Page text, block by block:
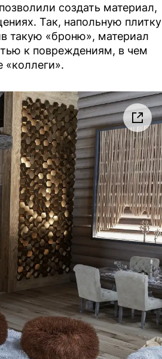
создать материал,
Так, напольную плитку
такую «броню», материал
к повреждениям, в чем
«коллеги».